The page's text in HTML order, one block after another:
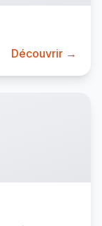
Découvrir →